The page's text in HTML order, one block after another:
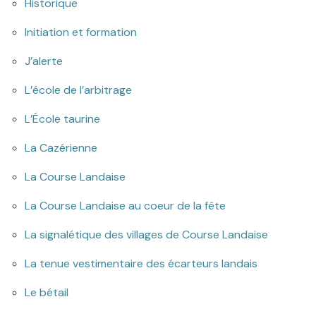
Historique
Initiation et formation
J’alerte
L’école de l’arbitrage
L’École taurine
La Cazérienne
La Course Landaise
La Course Landaise au coeur de la fête
La signalétique des villages de Course Landaise
La tenue vestimentaire des écarteurs landais
Le bétail